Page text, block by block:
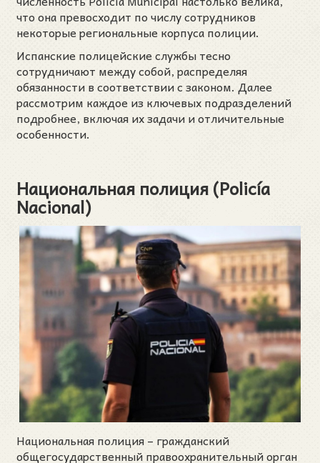
что она превосходит по числу сотрудников
некоторые региональные корпуса полиции.
Испанские полицейские службы тесно
сотрудничают между собой, распределяя
обязанности в соответствии с законом. Далее
рассмотрим каждое из ключевых подразделений
подробнее, включая их задачи и отличительные
особенности.
Национальная полиция (Policía
Nacional)
Национальная полиция – гражданский
общегосударственный правоохранительный орган